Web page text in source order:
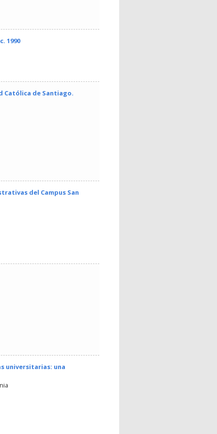
1990
Católica de Santiago.
del Campus San
universitarias: una